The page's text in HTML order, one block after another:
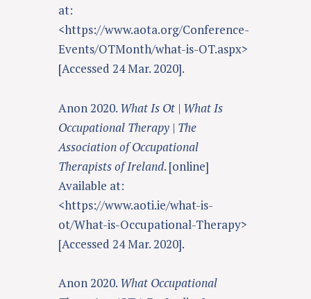
at:
<https://www.aota.org/Conference-
Events/OTMonth/what-is-OT.aspx>
[Accessed 24 Mar. 2020].
Anon 2020. What Is Ot | What Is
Occupational Therapy | The
Association of Occupational
Therapists of Ireland. [online]
Available at:
<https://www.aoti.ie/what-is-
ot/What-is-Occupational-Therapy>
[Accessed 24 Mar. 2020].
Anon 2020. What Occupational